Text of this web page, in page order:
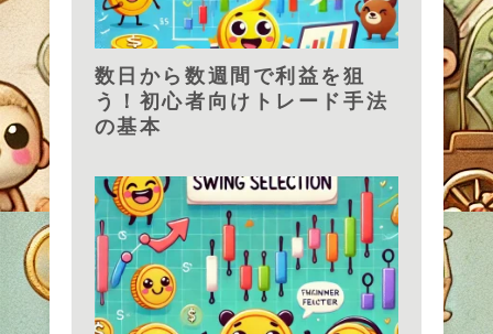
数日から数週間で利益を狙
う！初心者向けトレード手法
の基本